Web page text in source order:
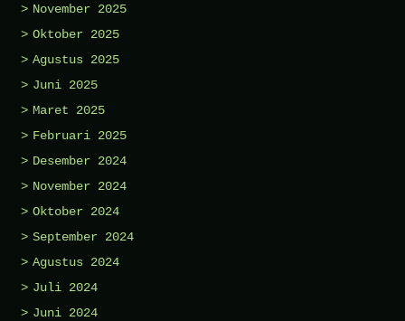
November 2025
Oktober 2025
Agustus 2025
Juni 2025
Maret 2025
Februari 2025
Desember 2024
November 2024
Oktober 2024
September 2024
Agustus 2024
Juli 2024
Juni 2024